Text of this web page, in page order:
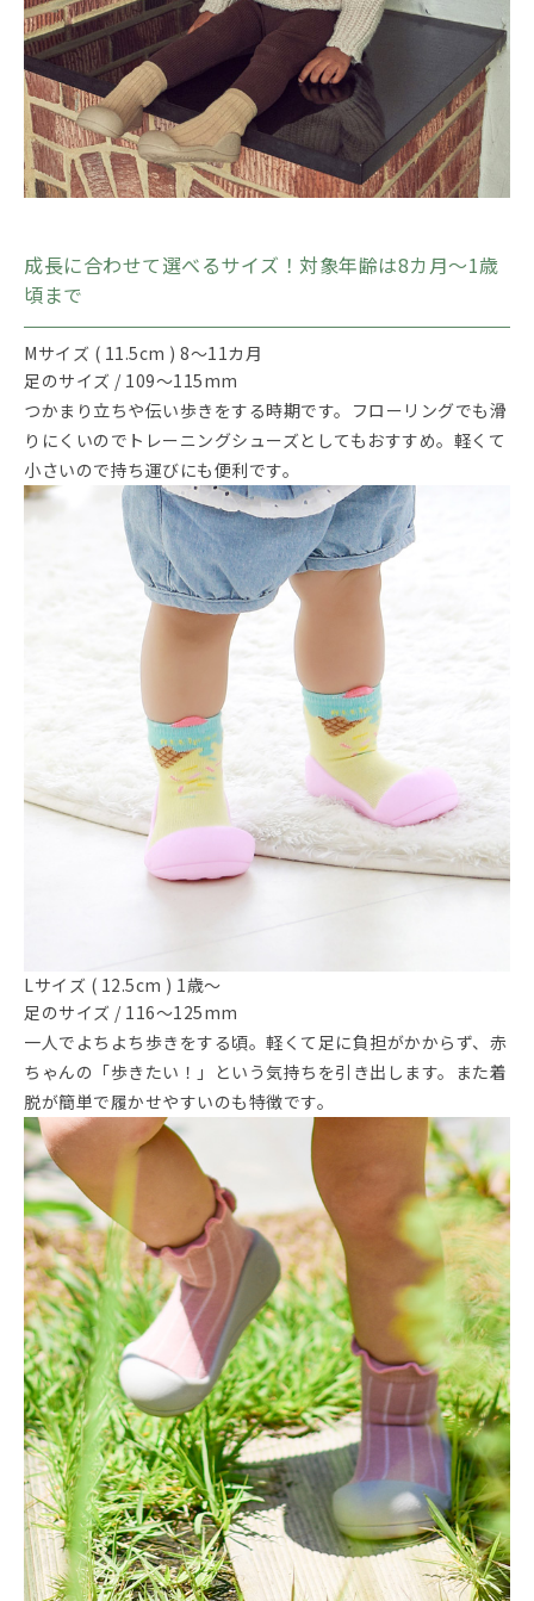
成長に合わせて選べるサイズ！対象年齢は8カ月～1歳
頃まで
Mサイズ ( 11.5cm ) 8～11カ月
足のサイズ / 109～115mm
つかまり立ちや伝い歩きをする時期です。フローリングでも滑
りにくいのでトレーニングシューズとしてもおすすめ。軽くて
小さいので持ち運びにも便利です。
Lサイズ ( 12.5cm ) 1歳～
足のサイズ / 116～125mm
一人でよちよち歩きをする頃。軽くて足に負担がかからず、赤
ちゃんの「歩きたい！」という気持ちを引き出します。また着
脱が簡単で履かせやすいのも特徴です。